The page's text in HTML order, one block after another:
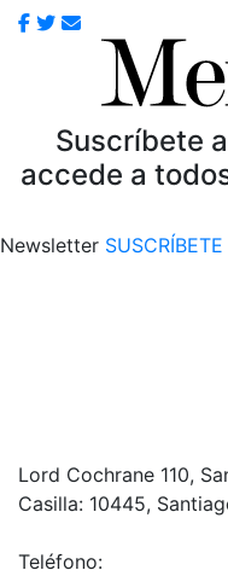
Suscríbete
accede a
Newsletter SUSCRÍBETE
Lord Cochrane 110,
Casilla: 10445,
Teléfono: